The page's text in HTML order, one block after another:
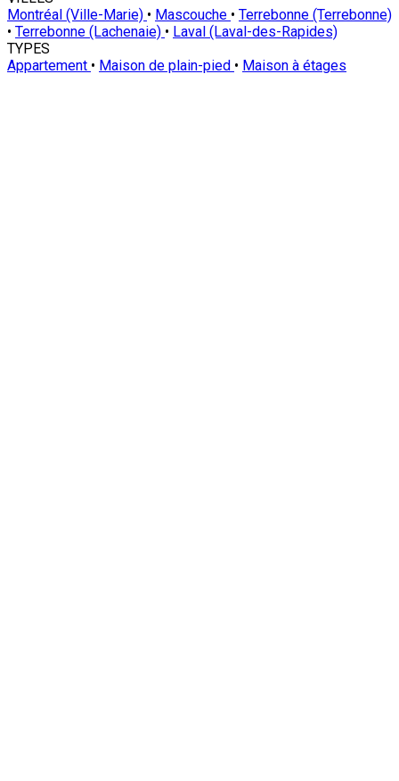
Montréal (Ville-Marie) • Mascouche • Terrebonne (Terrebonne)
• Terrebonne (Lachenaie) • Laval (Laval-des-Rapides)
TYPES
Appartement • Maison de plain-pied • Maison à étages